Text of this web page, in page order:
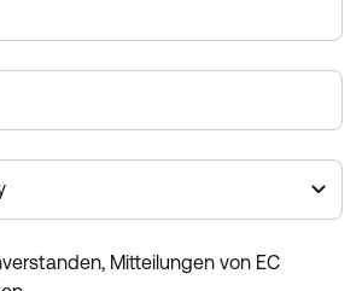
Mitteilungen von EC